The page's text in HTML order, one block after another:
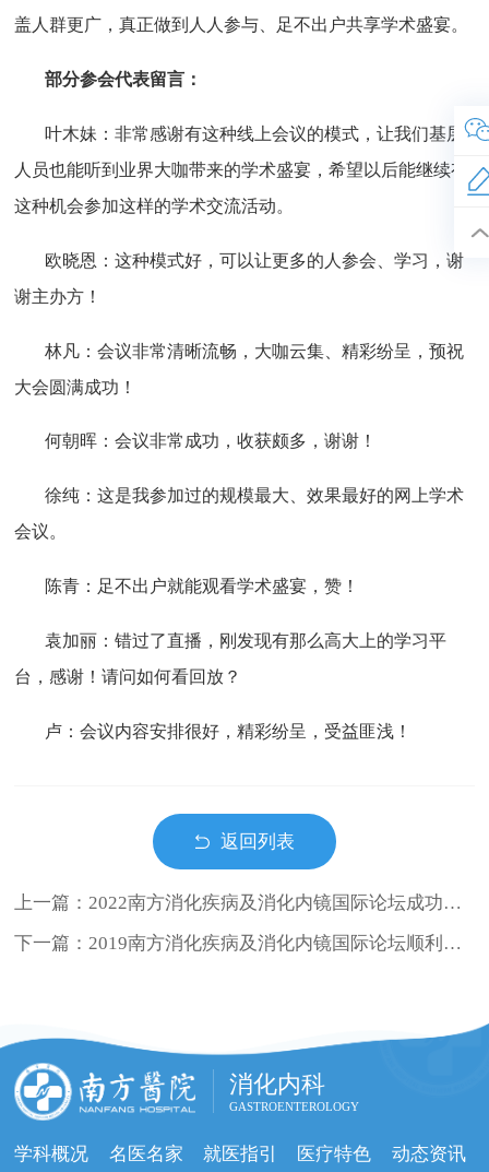
盖人群更广，真正做到人人参与、足不出户共享学术盛宴。
部分参会代表留言：
叶木妹：非常感谢有这种线上会议的模式，让我们基层
人员也能听到业界大咖带来的学术盛宴，希望以后能继续有
这种机会参加这样的学术交流活动。
欧晓恩：这种模式好，可以让更多的人参会、学习，谢
谢主办方！
林凡：会议非常清晰流畅，大咖云集、精彩纷呈，预祝
大会圆满成功！
何朝晖：会议非常成功，收获颇多，谢谢！
徐纯：这是我参加过的规模最大、效果最好的网上学术
会议。
陈青：足不出户就能观看学术盛宴，赞！
袁加丽：错过了直播，刚发现有那么高大上的学习平
台，感谢！请问如何看回放？
卢：会议内容安排很好，精彩纷呈，受益匪浅！
返回列表
上一篇：2022南方消化疾病及消化内镜国际论坛成功举办
下一篇：2019南方消化疾病及消化内镜国际论坛顺利召开
消化内科
GASTROENTEROLOGY
学科概况 名医名家 就医指引 医疗特色 动态资讯